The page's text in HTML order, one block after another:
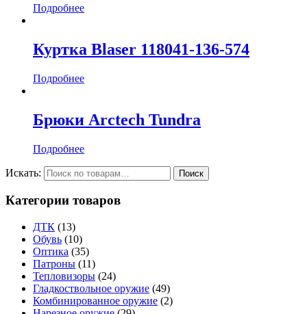
Подробнее
Куртка Blaser 118041-136-574
Подробнее
Брюки Arctech Tundra
Подробнее
Искать:
Категории товаров
ДТК (13)
Обувь (10)
Оптика (35)
Патроны (11)
Тепловизоры (24)
Гладкоствольное оружие (49)
Комбинированное оружие (2)